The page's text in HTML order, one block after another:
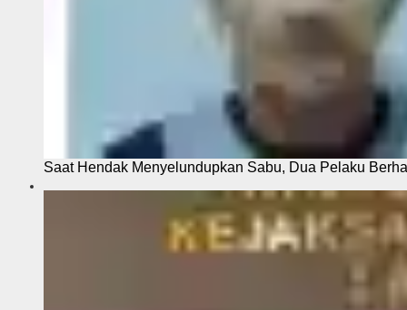
Saat Hendak Menyelundupkan Sabu, Dua Pelaku